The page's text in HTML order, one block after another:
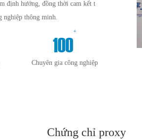
định hướng, đồng thời cam kết t
nghiệp thông minh.
100
+
Chuyên gia công nghiệp
Chứng chỉ proxy